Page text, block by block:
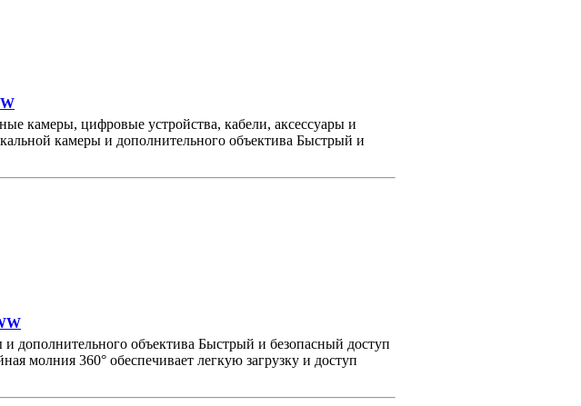
камеры, цифровые устройства, кабели, аксессуары и
камеры и дополнительного объектива Быстрый и
дополнительного объектива Быстрый и безопасный доступ
молния 360° обеспечивает легкую загрузку и доступ